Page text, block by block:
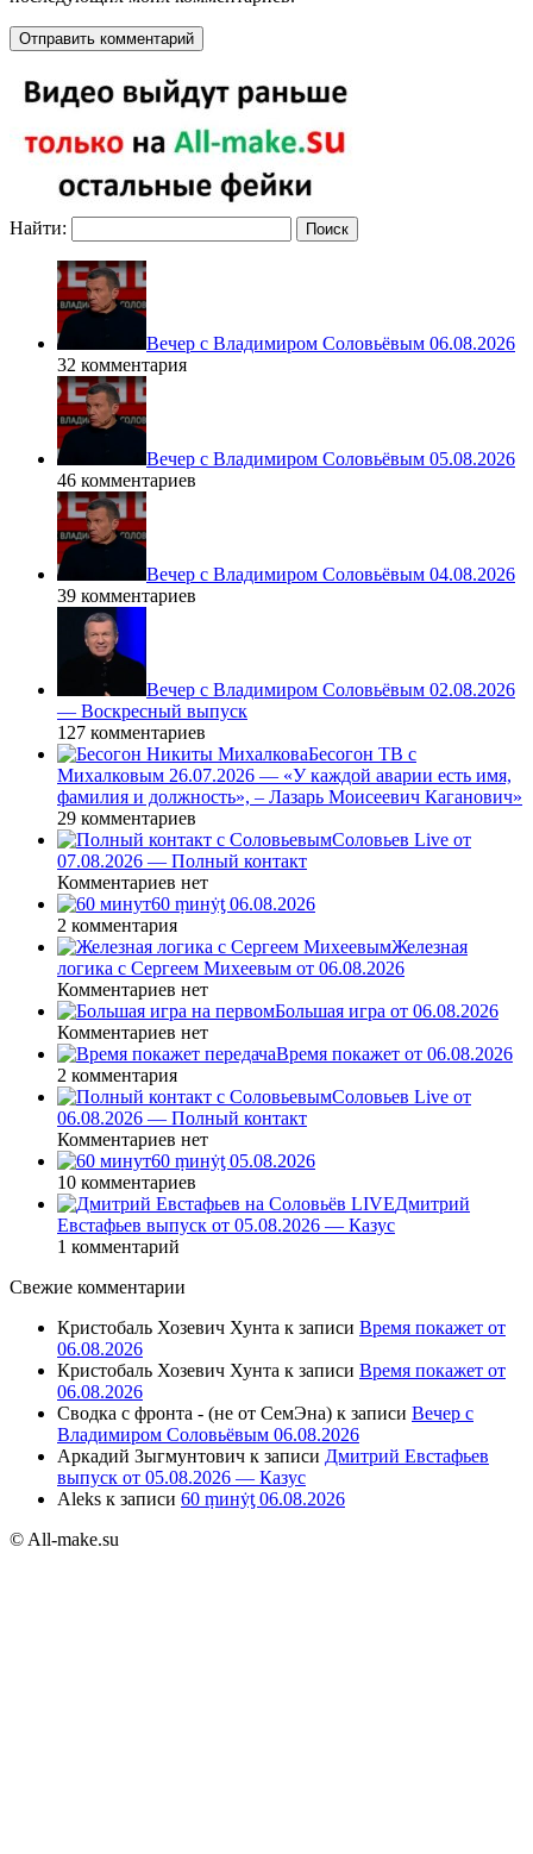
Найти:
Вечер с Владимиром Соловьёвым 06.08.2026
32 комментария
Вечер с Владимиром Соловьёвым 05.08.2026
46 комментариев
Вечер с Владимиром Соловьёвым 04.08.2026
39 комментариев
Вечер с Владимиром Соловьёвым 02.08.2026
— Воскресный выпуск
127 комментариев
Бесогон ТВ с
Михалковым 26.07.2026 — «У каждой аварии есть имя,
фамилия и должность», – Лазарь Моисеевич Каганович»
29 комментариев
Соловьев Live от
07.08.2026 — Полный контакт
Комментариев нет
60 ṃинẏƫ 06.08.2026
2 комментария
Железная
логика с Сергеем Михеевым от 06.08.2026
Комментариев нет
Большая игра от 06.08.2026
Комментариев нет
Время покажет от 06.08.2026
2 комментария
Соловьев Live от
06.08.2026 — Полный контакт
Комментариев нет
60 ṃинẏƫ 05.08.2026
10 комментариев
Дмитрий
Евстафьев выпуск от 05.08.2026 — Казус
1 комментарий
Свежие комментарии
Кристобаль Хозевич Хунта к записи Время покажет от
06.08.2026
Кристобаль Хозевич Хунта к записи Время покажет от
06.08.2026
Сводка с фронта - (не от СемЭна) к записи Вечер с
Владимиром Соловьёвым 06.08.2026
Аркадий Зыгмунтович к записи Дмитрий Евстафьев
выпуск от 05.08.2026 — Казус
Aleks к записи 60 ṃинẏƫ 06.08.2026
© All-make.su